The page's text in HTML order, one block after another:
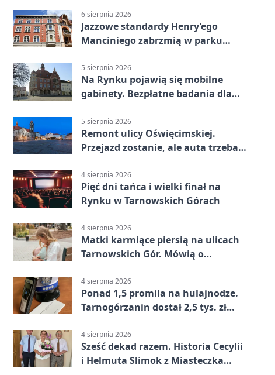
6 sierpnia 2026
Jazzowe standardy Henry’ego
Manciniego zabrzmią w parku
5 sierpnia 2026
Na Rynku pojawią się mobilne
gabinety. Bezpłatne badania dla
5 sierpnia 2026
Remont ulicy Oświęcimskiej.
Przejazd zostanie, ale auta trzeba
4 sierpnia 2026
Pięć dni tańca i wielki finał na
Rynku w Tarnowskich Górach
4 sierpnia 2026
Matki karmiące piersią na ulicach
Tarnowskich Gór. Mówią o
4 sierpnia 2026
Ponad 1,5 promila na hulajnodze.
Tarnogórzanin dostał 2,5 tys. zł
4 sierpnia 2026
Sześć dekad razem. Historia Cecylii
i Helmuta Slimok z Miasteczka